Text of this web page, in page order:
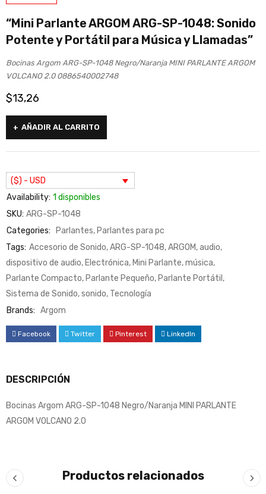
“Mini Parlante ARGOM ARG-SP-1048: Sonido
Potente y Portátil para Música y Llamadas”
Bocinas Argom ARG-SP-1048 Negro/Naranja MINI PARLANTE ARGOM
VOLCANO 2.0 0886540002748
$13,26
AÑADIR AL CARRITO
($) - USD
Availability: 1 disponibles
SKU: ARG-SP-1048
Categories: Parlantes,Parlantes para pc
Tags: Accesorio de Sonido,ARG-SP-1048,ARGOM,audio,
dispositivo de audio,Electrónica,Mini Parlante,música,
Parlante Compacto,Parlante Pequeño,Parlante Portátil,
Sistema de Sonido,sonido, Tecnología
Brands: Argom
Facebook Twitter Pinterest LinkedIn
DESCRIPCIÓN
Bocinas Argom ARG-SP-1048 Negro/Naranja MINI PARLANTE
ARGOM VOLCANO 2.0
Productos relacionados